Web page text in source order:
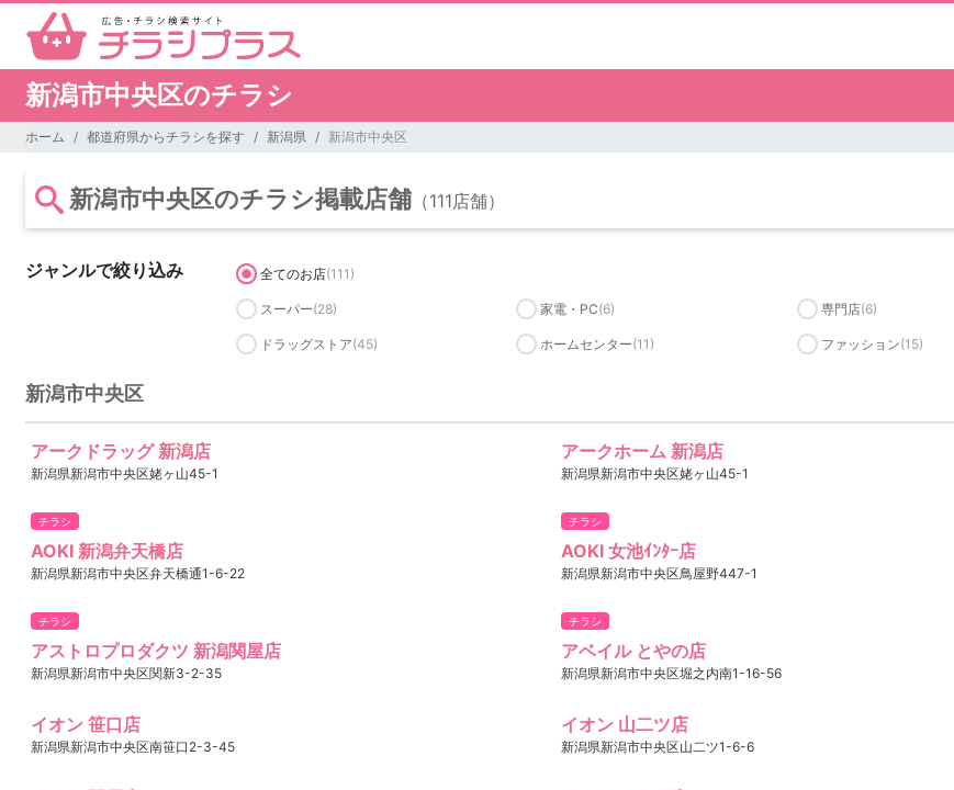
新潟市中央区のチラシ
ホーム 都道府県からチラシを探す 新潟県 新潟市中央区
新潟市中央区のチラシ掲載店舗 （111店舗）
ジャンルで絞り込み 全てのお店(111)
スーパー(28) 家電・PC(6) 専門店(6)
ドラッグストア(45) ホームセンター(11) ファッション(15)
新潟市中央区
アークドラッグ 新潟店
新潟県新潟市中央区姥ヶ山45-1
アークホーム 新潟店
新潟県新潟市中央区姥ヶ山45-1
チラシ
AOKI 新潟弁天橋店
新潟県新潟市中央区弁天橋通1-6-22
チラシ
AOKI 女池ｲﾝﾀｰ店
新潟県新潟市中央区鳥屋野447-1
チラシ
アストロプロダクツ 新潟関屋店
新潟県新潟市中央区関新3-2-35
チラシ
アベイル とやの店
新潟県新潟市中央区堀之内南1-16-56
イオン 笹口店
新潟県新潟市中央区南笹口2-3-45
イオン 山二ツ店
新潟県新潟市中央区山二ツ1-6-6